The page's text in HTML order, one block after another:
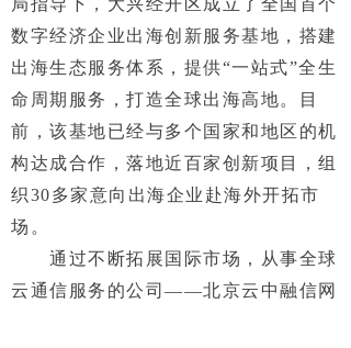
局指导下，大兴经开区成立了全国首个
数字经济企业出海创新服务基地，搭建
出海生态服务体系，提供“一站式”全生
命周期服务，打造全球出海高地。目
前，该基地已经与多个国家和地区的机
构达成合作，落地近百家创新项目，组
织30多家意向出海企业赴海外开拓市
场。
通过不断拓展国际市场，从事全球
云通信服务的公司——北京云中融信网